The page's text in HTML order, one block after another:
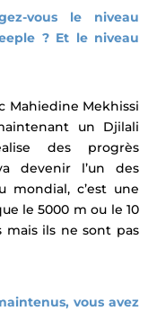
vous le niveau
? Et le niveau
Mahiedine Mekhissi
un Djilali
des progrès
devenir l’un des
mondial, c’est une
le 5000 m ou le 10
mais ils ne sont pas
vous avez